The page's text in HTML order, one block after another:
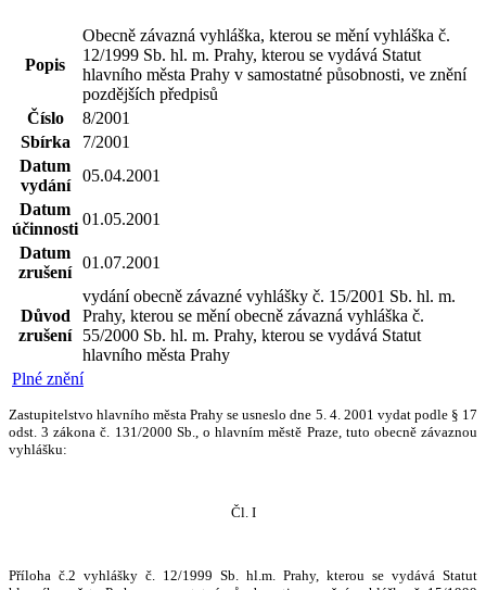
Popis
Obecně závazná vyhláška, kterou se mění vyhláška č.
12/1999 Sb. hl. m. Prahy, kterou se vydává Statut
hlavního města Prahy v samostatné působnosti, ve znění
pozdějších předpisů
Číslo
8/2001
Sbírka
7/2001
Datum
vydání
05.04.2001
Datum
účinnosti
01.05.2001
Datum
zrušení
01.07.2001
Důvod
zrušení
vydání obecně závazné vyhlášky č. 15/2001 Sb. hl. m.
Prahy, kterou se mění obecně závazná vyhláška č.
55/2000 Sb. hl. m. Prahy, kterou se vydává Statut
hlavního města Prahy
Plné znění
Zastupitelstvo hlavního města Prahy se usneslo dne 5. 4. 2001 vydat podle § 17
odst. 3 zákona č. 131/2000 Sb., o hlavním městě Praze, tuto obecně závaznou
vyhlášku:
Čl. I
Příloha č.2 vyhlášky č. 12/1999 Sb. hl.m. Prahy, kterou se vydává Statut